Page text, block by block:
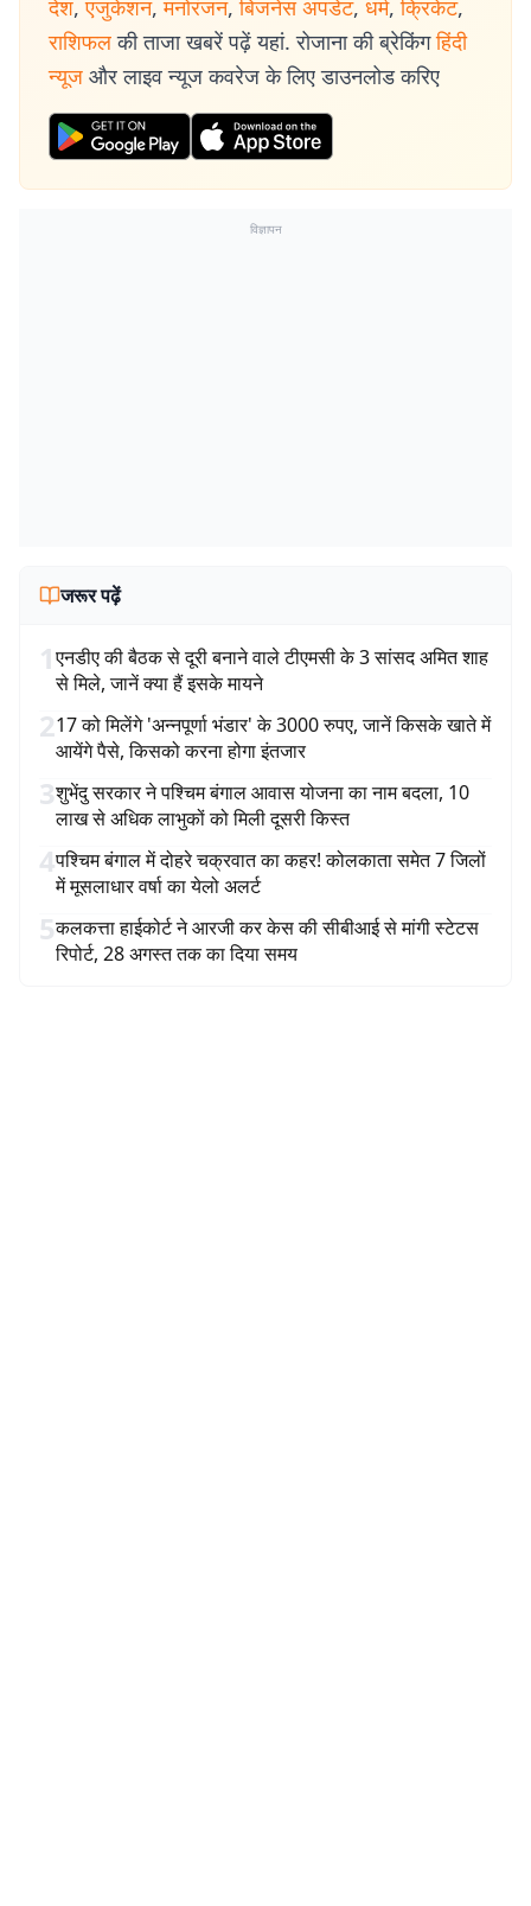
देश, एजुकेशन, मनोरंजन, बिजनेस अपडेट, धर्म, क्रिकेट,
राशिफल की ताजा खबरें पढ़ें यहां. रोजाना की ब्रेकिंग हिंदी
न्यूज और लाइव न्यूज कवरेज के लिए डाउनलोड करिए
विज्ञापन
जरूर पढ़ें
1एनडीए की बैठक से दूरी बनाने वाले टीएमसी के 3 सांसद अमित शाह
से मिले, जानें क्या हैं इसके मायने
217 को मिलेंगे 'अन्नपूर्णा भंडार' के 3000 रुपए, जानें किसके खाते में
आयेंगे पैसे, किसको करना होगा इंतजार
3शुभेंदु सरकार ने पश्चिम बंगाल आवास योजना का नाम बदला, 10
लाख से अधिक लाभुकों को मिली दूसरी किस्त
4पश्चिम बंगाल में दोहरे चक्रवात का कहर! कोलकाता समेत 7 जिलों
में मूसलाधार वर्षा का येलो अलर्ट
5कलकत्ता हाईकोर्ट ने आरजी कर केस की सीबीआई से मांगी स्टेटस
रिपोर्ट, 28 अगस्त तक का दिया समय